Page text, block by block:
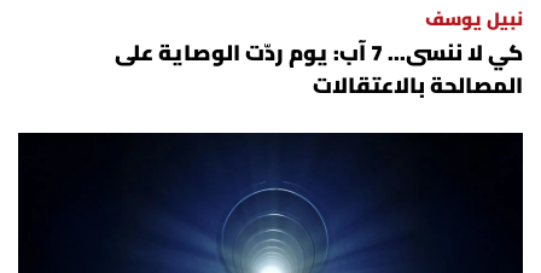
نبيل يوسف
كي لا ننسى... 7 آب: يوم ردّت الوصاية على
المصالحة بالاعتقالات